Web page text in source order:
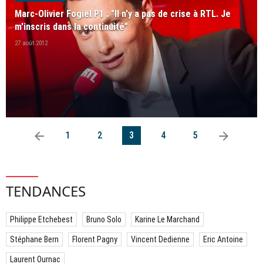
Marc-Olivier Fogiel P1 : "Il n'y a pas de crise à RTL. Je
m'inscris dans la continuité"
27 août 2012
arrow_left 1 2 3 4 5 arrow_right
TENDANCES
Philippe Etchebest Bruno Solo Karine Le Marchand
Stéphane Bern Florent Pagny Vincent Dedienne Eric Antoine
Laurent Ournac